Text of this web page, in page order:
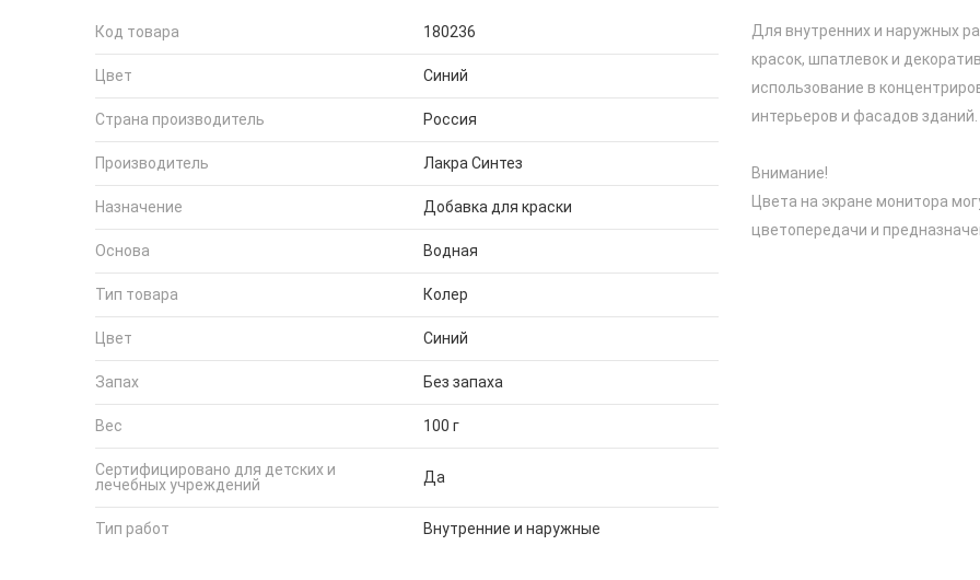
Код товара 180236
Цвет Синий
Страна производитель Россия
Производитель Лакра Синтез
Назначение Добавка для краски
Основа Водная
Тип товара Колер
Цвет Синий
Запах Без запаха
Вес 100 г
Сертифицировано для детских и
лечебных учреждений
Да
Тип работ Внутренние и наружные
Для внутренних и наружных
красок, шпатлевок и
использование в
интерьеров и фасадов зданий.
Внимание!
Цвета на экране монитора
цветопередачи и